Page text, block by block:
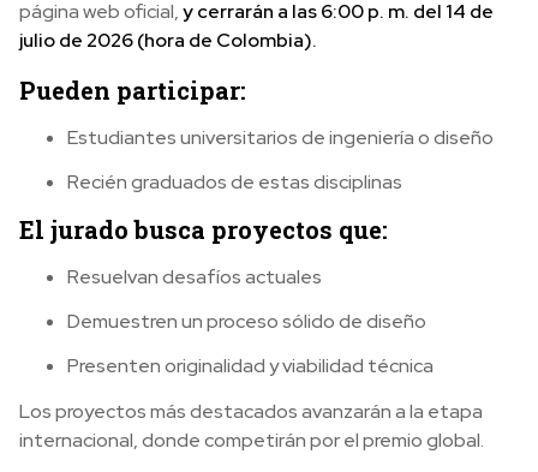
página web oficial,y cerrarán a las 6:00 p. m. del 14 de
julio de 2026 (hora de Colombia).
Pueden participar:
Estudiantes universitarios de ingeniería o diseño
Recién graduados de estas disciplinas
El jurado busca proyectos que:
Resuelvan desafíos actuales
Demuestren un proceso sólido de diseño
Presenten originalidad y viabilidad técnica
Los proyectos más destacados avanzarán a la etapa
internacional, donde competirán por el premio global.